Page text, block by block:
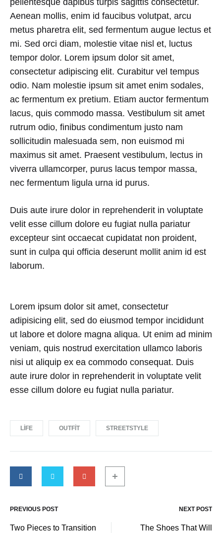
pellentesque dapibus turpis sagittis consectetur.
Aenean mollis, enim id faucibus volutpat, arcu
metus pharetra elit, sed fermentum augue lectus et
mi. Sed orci diam, molestie vitae nisl et, luctus
tempor dolor. Lorem ipsum dolor sit amet,
consectetur adipiscing elit. Curabitur vel tempus
odio. Nam molestie ipsum sit amet enim sodales,
ac fermentum ex pretium. Etiam auctor fermentum
lacus, quis commodo massa. Vestibulum sit amet
rutrum odio, finibus condimentum justo nam
sollicitudin malesuada sem, non euismod mi
maximus sit amet. Praesent vestibulum, lectus in
viverra ullamcorper, purus lacus tempor massa,
nec fermentum ligula urna id purus.
Duis aute irure dolor in reprehenderit in voluptate
velit esse cillum dolore eu fugiat nulla pariatur
excepteur sint occaecat cupidatat non proident,
sunt in culpa qui officia deserunt mollit anim id est
laborum.
Lorem ipsum dolor sit amet, consectetur
adipisicing elit, sed do eiusmod tempor incididunt
ut labore et dolore magna aliqua. Ut enim ad minim
veniam, quis nostrud exercitation ullamco laboris
nisi ut aliquip ex ea commodo consequat. Duis
aute irure dolor in reprehenderit in voluptate velit
esse cillum dolore eu fugiat nulla pariatur.
LIFE OUTFIT STREETSTYLE
PREVIOUS POST NEXT POST
Two Pieces to Transition
The Shoes That Will